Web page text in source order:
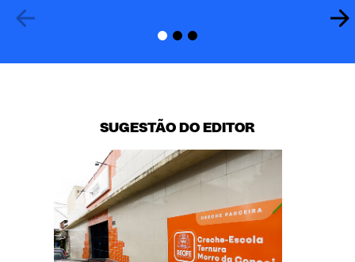
SUGESTÃO DO EDITOR